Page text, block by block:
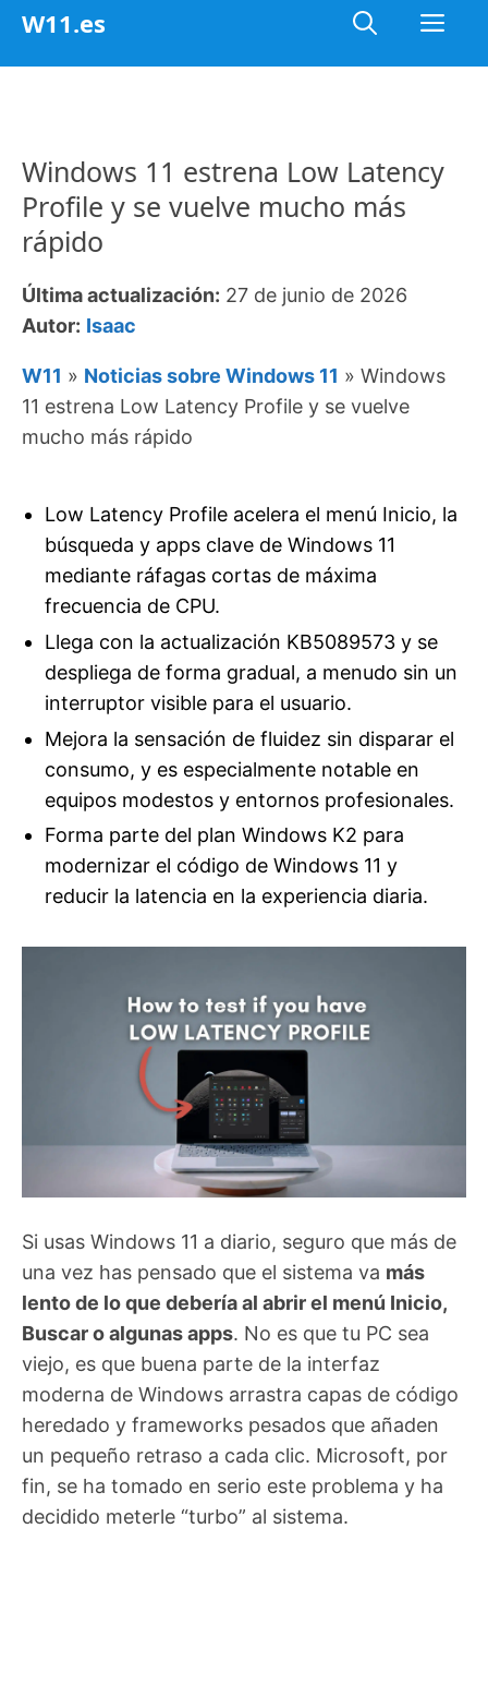
Saltar
W11.es
Windows 11 estrena Low Latency
Profile y se vuelve mucho más
rápido
Última actualización: 27 de junio de 2026
Autor: Isaac
W11 » Noticias sobre Windows 11 » Windows
11 estrena Low Latency Profile y se vuelve
mucho más rápido
Low Latency Profile acelera el menú Inicio, la
búsqueda y apps clave de Windows 11
mediante ráfagas cortas de máxima
frecuencia de CPU.
Llega con la actualización KB5089573 y se
despliega de forma gradual, a menudo sin un
interruptor visible para el usuario.
Mejora la sensación de fluidez sin disparar el
consumo, y es especialmente notable en
equipos modestos y entornos profesionales.
Forma parte del plan Windows K2 para
modernizar el código de Windows 11 y
reducir la latencia en la experiencia diaria.
Si usas Windows 11 a diario, seguro que más de
una vez has pensado que el sistema va más
lento de lo que debería al abrir el menú Inicio,
Buscar o algunas apps. No es que tu PC sea
viejo, es que buena parte de la interfaz
moderna de Windows arrastra capas de código
heredado y frameworks pesados que añaden
un pequeño retraso a cada clic. Microsoft, por
fin, se ha tomado en serio este problema y ha
decidido meterle “turbo” al sistema.